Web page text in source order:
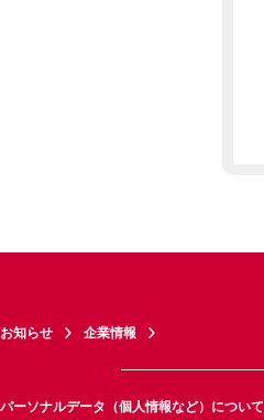
お知らせ 企業情報
パーソナルデータ（個人情報など）について